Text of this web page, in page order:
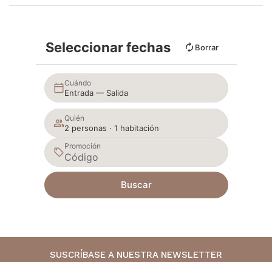
Seleccionar fechas Borrar
Cuándo
Entrada — Salida
Quién
2 personas · 1 habitación
Promoción
Buscar
SUSCRÍBASE A NUESTRA NEWSLETTER